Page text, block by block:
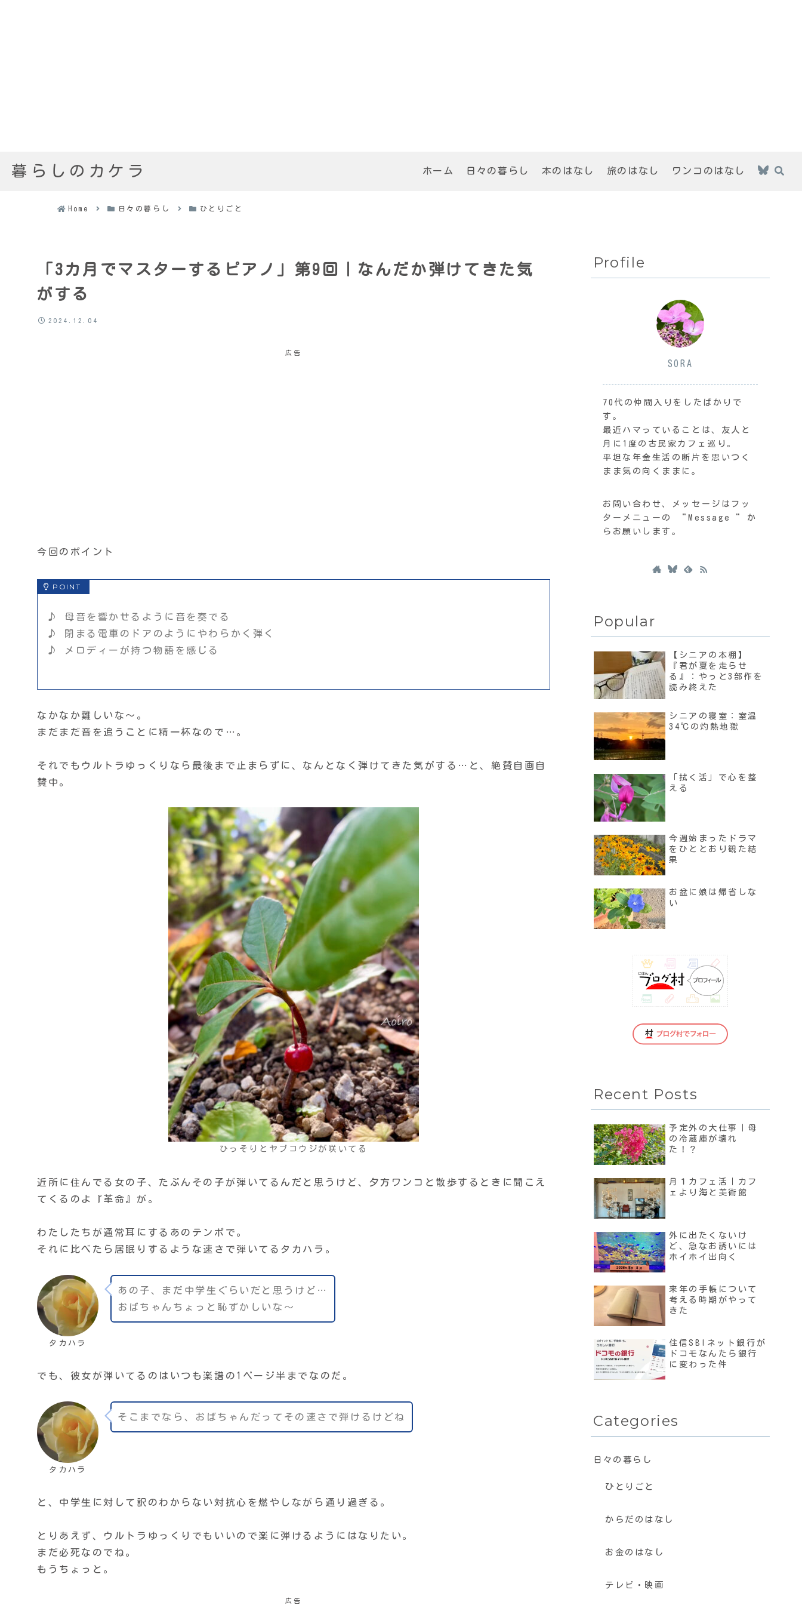
暮らしのカケラ ホーム 日々の暮らし 本のはなし 旅のはなし ワンコのはなし
Home 日々の暮らし ひとりごと
「3カ月でマスターするピアノ」第9回｜なんだか弾けてきた気
がする
2024.12.04
広告
今回のポイント
♪ 母音を響かせるように音を奏でる
♪ 閉まる電車のドアのようにやわらかく弾く
♪ メロディーが持つ物語を感じる
なかなか難しいな〜。
まだまだ音を追うことに精一杯なので…。
それでもウルトラゆっくりなら最後まで止まらずに、なんとなく弾けてきた気がする…と、絶賛自画自
賛中。
ひっそりとヤブコウジが咲いてる
近所に住んでる女の子、たぶんその子が弾いてるんだと思うけど、夕方ワンコと散歩するときに聞こえ
てくるのよ『革命』が。
わたしたちが通常耳にするあのテンポで。
それに比べたら居眠りするような速さで弾いてるタカハラ。
タカハラ
あの子、まだ中学生ぐらいだと思うけど…
おばちゃんちょっと恥ずかしいな〜
でも、彼女が弾いてるのはいつも楽譜の1ページ半までなのだ。
タカハラ
そこまでなら、おばちゃんだってその速さで弾けるけどね
と、中学生に対して訳のわからない対抗心を燃やしながら通り過ぎる。
とりあえず、ウルトラゆっくりでもいいので楽に弾けるようにはなりたい。
まだ必死なのでね。
もうちょっと。
広告
Profile
SORA
70代の仲間入りをしたばかりで
す。
最近ハマっていることは、友人と
月に1度の古民家カフェ巡り。
平坦な年金生活の断片を思いつく
まま気の向くままに。
お問い合わせ、メッセージはフッ
ターメニューの “Message“ か
らお願いします。
Popular
【シニアの本棚】
『君が夏を走らせ
る』：やっと3部作を
読み終えた
シニアの寝室：室温
34℃の灼熱地獄
「拭く活」で心を整
える
今週始まったドラマ
をひととおり観た結
果
お盆に娘は帰省しな
い
Recent Posts
予定外の大仕事｜母
の冷蔵庫が壊れ
た！？
月１カフェ活｜カフ
ェより海と美術館
外に出たくないけ
ど、急なお誘いには
ホイホイ出向く
来年の手帳について
考える時期がやって
きた
住信SBIネット銀行が
ドコモなんたら銀行
に変わった件
Categories
日々の暮らし
ひとりごと
からだのはなし
お金のはなし
テレビ・映画